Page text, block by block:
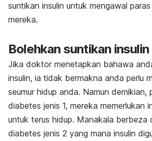
suntikan insulin untuk mengawal
mereka.
Bolehkan suntikan
Jika doktor menetapkan bahawa
insulin, ia tidak bermakna anda perlu
seumur hidup anda. Namun demikian,
diabetes jenis 1, mereka memerlukan
untuk terus hidup. Manakala berbeza
diabetes jenis 2 yang mana insulin